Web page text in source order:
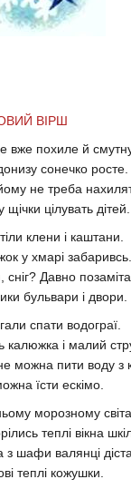
ВІРШ
вже похиле й
сонечко росте.
не треба
цілувать дітей.
клени і каштани.
у хмарі забаривсь.
сніг? Давно
бульвари і двори.
спати водограї.
калюжка і малий
можна пити воду з
їсти ескімо.
морозному
теплі вікна
шафи валянці
теплі кожушки.